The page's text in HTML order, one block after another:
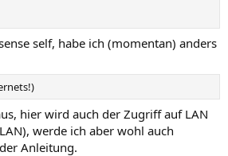
self, habe ich (momentan) anders
hier wird auch der Zugriff auf LAN
werde ich aber wohl auch
Anleitung.